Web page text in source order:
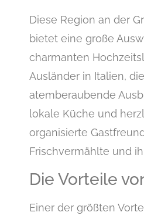
Diese Region an der
bietet eine große
charmanten
Ausländer in Italien, die
atemberaubende
lokale Küche und
organisierte
Frischvermählte und
Die Vorteile
Einer der größten